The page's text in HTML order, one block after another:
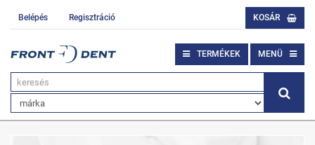
Belépés Regisztráció KOSÁR
TERMÉKEK MENÜ